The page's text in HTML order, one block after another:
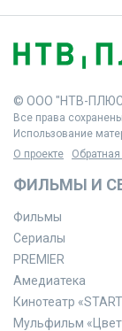
© ООО "НТВ-
Все права
Использование
О проекте
ФИЛЬМЫ И
Фильмы
Сериалы
PREMIER
Амедиатека
Кинотеатр
Мульфильм